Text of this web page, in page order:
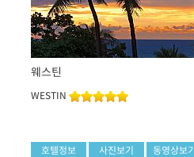
웨스틴
WESTIN
호텔정보 사진보기 동영상보기